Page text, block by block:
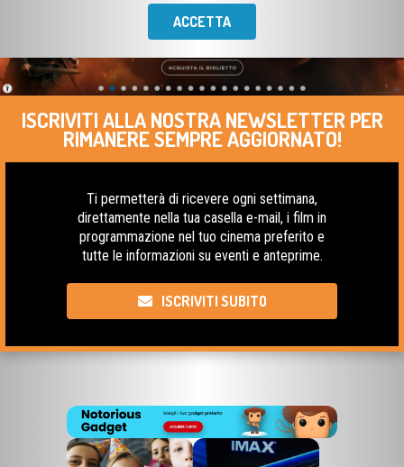
ACCETTA
ISCRIVITI ALLA NOSTRA NEWSLETTER PER
RIMANERE SEMPRE AGGIORNATO!
programmazione nel tuo cinema preferito e
tutte le informazioni su eventi e anteprime.
ISCRIVITI SUBITO